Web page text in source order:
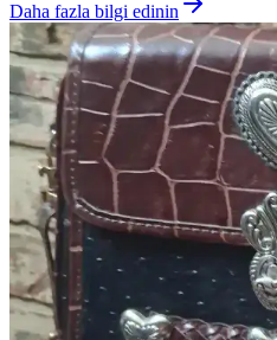
Daha fazla bilgi edinin